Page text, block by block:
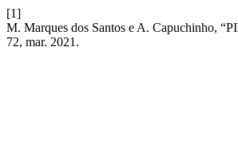
[1]
M. Marques dos Santos e A. Capuchinho,
72, mar. 2021.